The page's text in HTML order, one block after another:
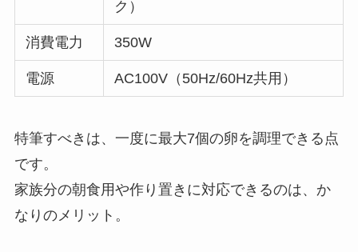
ク）
消費電力 350W
電源 AC100V（50Hz/60Hz共用）
特筆すべきは、一度に最大7個の卵を調理できる点
です。
家族分の朝食用や作り置きに対応できるのは、か
なりのメリット。